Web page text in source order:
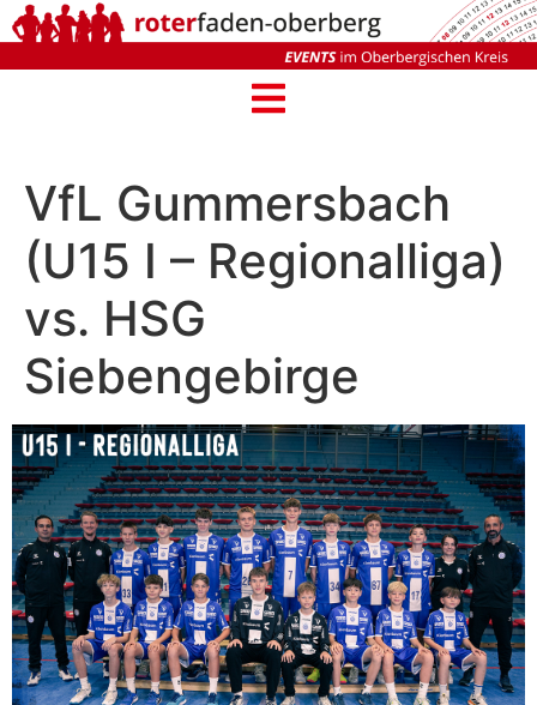
VfL Gummersbach
(U15 I – Regionalliga)
vs. HSG
Siebengebirge